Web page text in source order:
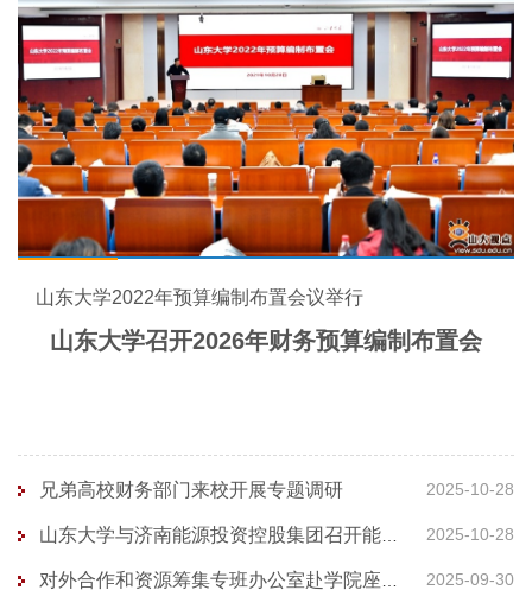
山东大学2022年预算编制布置会议举行
山东大学召开2026年财务预算编制布置会
兄弟高校财务部门来校开展专题调研 2025-10-28
2025-10-28
2025-09-30